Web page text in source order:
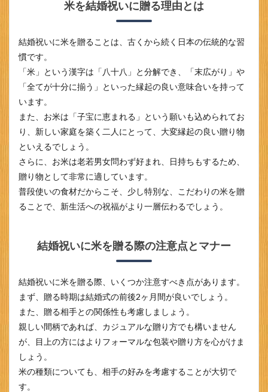
番ギ
フト
1.1
米を
結婚
祝い
に贈
る理
は
結婚
祝い
に米
意点
1.3
米の
選び
方 予
算や
好み
に合
たセ
米を結婚祝いに贈る理由とは
結婚祝いに米を贈ることは、古くから続く日本の伝統的な習
慣です。
「米」という漢字は「八十八」と分解でき、「末広がり」や
「全てが十分に揃う」といった縁起の良い意味合いを持って
います。
また、お米は「子宝に恵まれる」という願いも込められてお
り、新しい家庭を築く二人にとって、大変縁起の良い贈り物
といえるでしょう。
さらに、お米は老若男女問わず好まれ、日持ちもするため、
贈り物として非常に適しています。
普段使いの食材だからこそ、少し特別な、こだわりの米を贈
ることで、新生活への祝福がより一層伝わるでしょう。
結婚祝いに米を贈る際の注意点とマナー
結婚祝いに米を贈る際、いくつか注意すべき点があります。
まず、贈る時期は結婚式の前後2ヶ月間が良いでしょう。
また、贈る相手との関係性も考慮しましょう。
親しい間柄であれば、カジュアルな贈り方でも構いません
が、目上の方にはよりフォーマルな包装や贈り方を心がけま
しょう。
米の種類についても、相手の好みを考慮することが大切で
す。